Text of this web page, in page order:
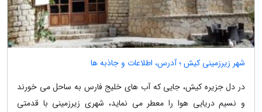
شهر زیرزمینی کیش ؛ آدرس، اطلاعات و جاذبه ها
در دل جزیره کیش، جایی که آب های خلیج فارس به ساحل می خورند
و نسیم دریایی هوا را معطر می نماید، شهری زیرزمینی با قدمتی